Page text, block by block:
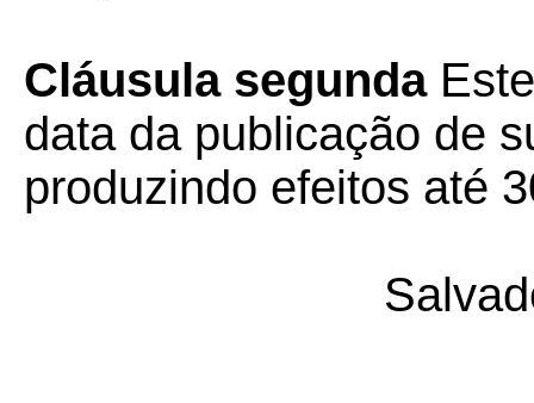
Cláusula segunda
data da publicação de
produzindo efeitos até